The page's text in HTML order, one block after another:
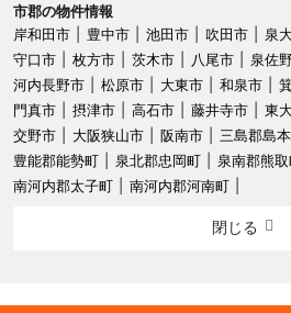
市郡の物件情報
岸和田市
豊中市 池田市 吹田市 泉
守口市
枚方市 茨木市 八尾市 泉佐
河内長野市
松原市 大東市 和泉市
門真市
摂津市 高石市 藤井寺市 東
交野市
大阪狭山市 阪南市 三島郡島
豊能郡能勢町
泉北郡忠岡町 泉南郡熊
南河内郡太子町
南河内郡河南町
閉じる